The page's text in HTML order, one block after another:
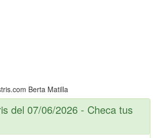
Berta Matilla
del 07/06/2026 - Checa tus